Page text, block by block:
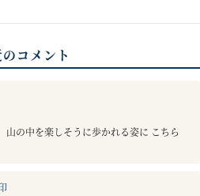
コメント
山の中を楽しそうに歩かれる姿に こちら